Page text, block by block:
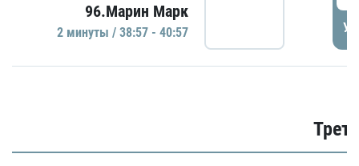
96.Марин Марк
2 минуты / 38:57 - 40:57